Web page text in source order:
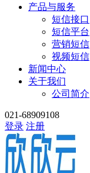
产品与服务
短信接口
短信平台
营销短信
视频短信
新闻中心
关于我们
公司简介
021-68909108
登录 注册